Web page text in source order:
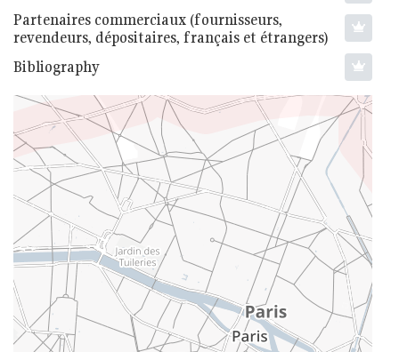
Partenaires commerciaux (fournisseurs,
revendeurs, dépositaires, français et étrangers)
Bibliography